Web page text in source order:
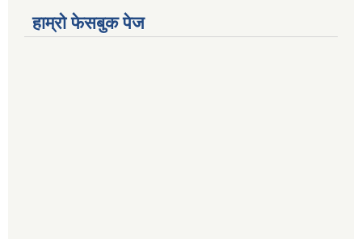
हाम्रो फेसबुक पेज